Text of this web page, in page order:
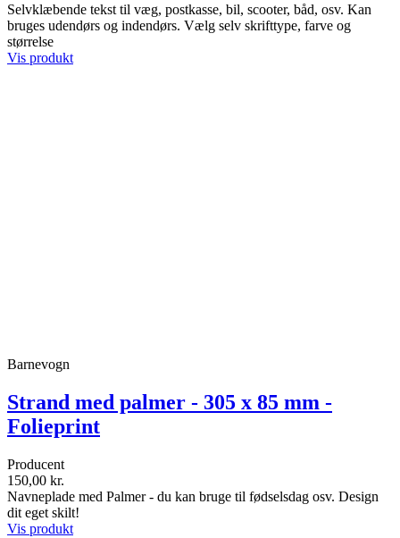
Selvklæbende tekst til væg, postkasse, bil, scooter, båd, osv. Kan
bruges udendørs og indendørs. Vælg selv skrifttype, farve og
størrelse
Vis produkt
Barnevogn
Strand med palmer - 305 x 85 mm -
Folieprint
Producent
150,00 kr.
Navneplade med Palmer - du kan bruge til fødselsdag osv. Design
dit eget skilt!
Vis produkt